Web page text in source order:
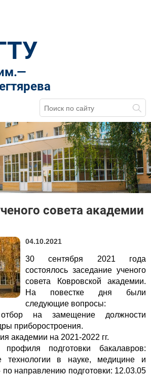
совета академии
04.10.2021
30 сентября 2021 года
состоялось заседание ученого
совета Ковровской академии.
На повестке дня были
следующие вопросы:
на замещение должности
приборостроения.
академии на 2021-2022 гг.
подготовки бакалавров:
технологии в науке, медицине и
направлению подготовки: 12.03.05